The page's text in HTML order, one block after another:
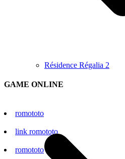
Résidence Régalia 2
GAME ONLINE
romototo
link romototo
romototo